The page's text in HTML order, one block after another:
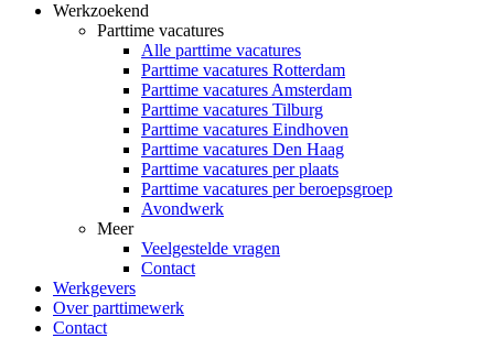
Werkzoekend
Parttime vacatures
Alle parttime vacatures
Parttime vacatures Rotterdam
Parttime vacatures Amsterdam
Parttime vacatures Tilburg
Parttime vacatures Eindhoven
Parttime vacatures Den Haag
Parttime vacatures per plaats
Parttime vacatures per beroepsgroep
Avondwerk
Meer
Veelgestelde vragen
Contact
Werkgevers
Over parttimewerk
Contact